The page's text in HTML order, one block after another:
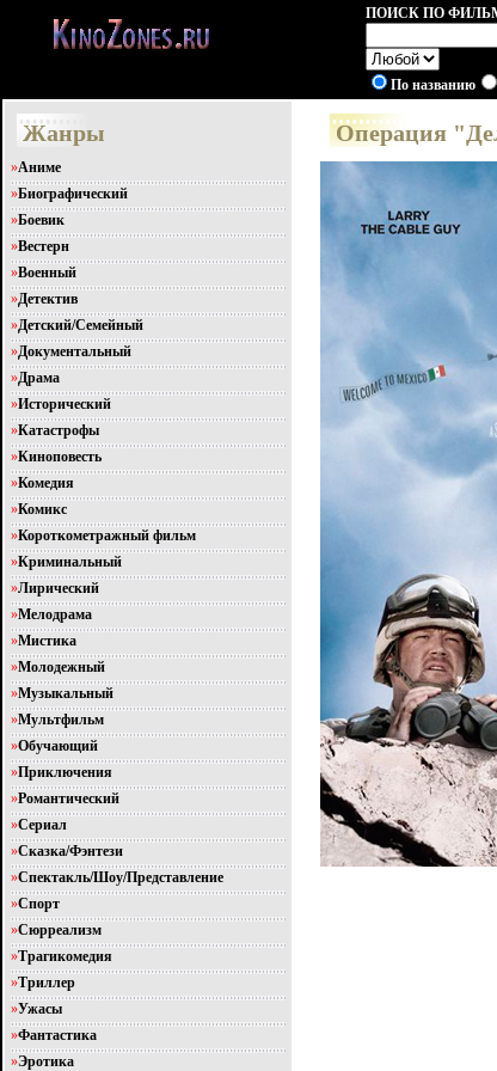
ПОИСК ПО
По названию
Жанры
»Аниме
»Биографический
»Боевик
»Вестерн
»Военный
»Детектив
»Детский/Семейный
»Документальный
»Драма
»Исторический
»Катастрофы
»Киноповесть
»Комедия
»Комикс
»Короткометражный фильм
»Криминальный
»Лирический
»Мелодрама
»Мистика
»Молодежный
»Музыкальный
»Мультфильм
»Обучающий
»Приключения
»Романтический
»Сериал
»Сказка/Фэнтези
»Спектакль/Шоу/Представление
»Спорт
»Сюрреализм
»Трагикомедия
»Триллер
»Ужасы
»Фантастика
»Эротика
Операция